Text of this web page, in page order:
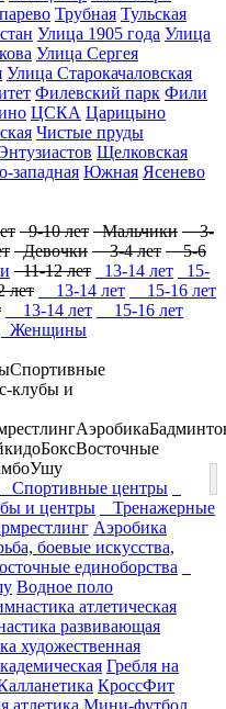
Трубная Тульская
Улица 1905 года Улица
Улица Сергея
Улица Старокачаловская
Филевский парк Фили
ЦСКА Царицыно
Чистые пруды
Щелковская
западная Южная Ясенево
9-10 лет Мальчики 3-
Девочки 3-4 лет 5-6
11-12 лет 13-14 лет
15-
13-14 лет
15-16 лет
13-14 лет
15-16 лет
Женщины
Спортивные
клубы и
Аэробика
БоксВосточные
Ушу
Спортивные центры
и центры
Тренажерные
Аэробика
боевые искусства,
единоборства
Водное поло
атлетическая
развивающая
художественная
Гребля на
КроссФит
атлетика Мини-футбол